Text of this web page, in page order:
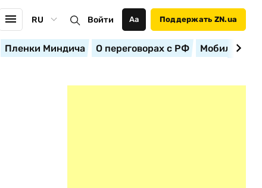
RU Войти Аа Поддержать ZN.ua
Пленки Миндича О переговорах с РФ